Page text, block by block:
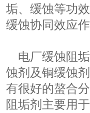
垢、缓蚀等功
缓蚀协同效应
电厂缓蚀阻垢
蚀剂及铜缓蚀
有很好的螯合
阻垢剂主要用